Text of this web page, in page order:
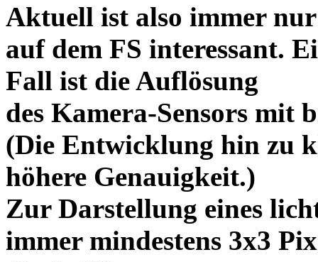
Aktuell ist also immer
auf dem FS interessant.
Fall ist die Auflösung
des Kamera-Sensors mit
(Die Entwicklung hin zu
höhere Genauigkeit.)
Zur Darstellung eines
immer mindestens 3x3